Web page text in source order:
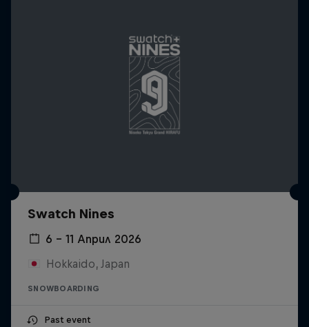
Swatch Nines
6 – 11 Април 2026
Hokkaido, Japan
SNOWBOARDING
Past event